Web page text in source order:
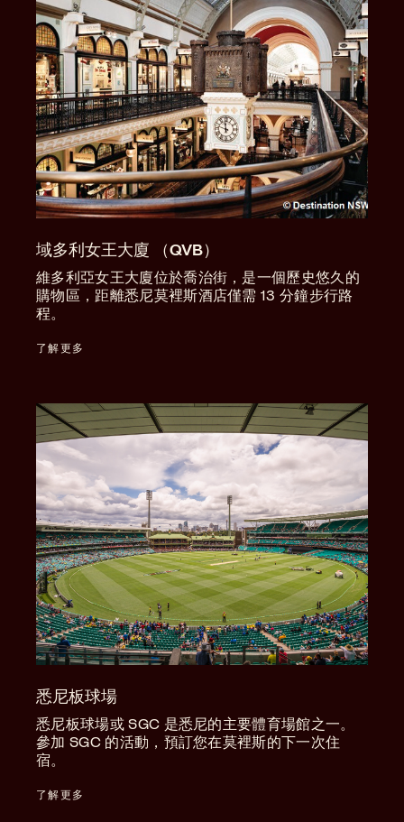
域多利女王大廈 （QVB）
維多利亞女王大廈位於喬治街，是一個歷史悠久的
購物區，距離悉尼莫裡斯酒店僅需 13 分鐘步行路
程。
了解更多
悉尼板球場
悉尼板球場或 SGC 是悉尼的主要體育場館之一。
參加 SGC 的活動，預訂您在莫裡斯的下一次住
宿。
了解更多